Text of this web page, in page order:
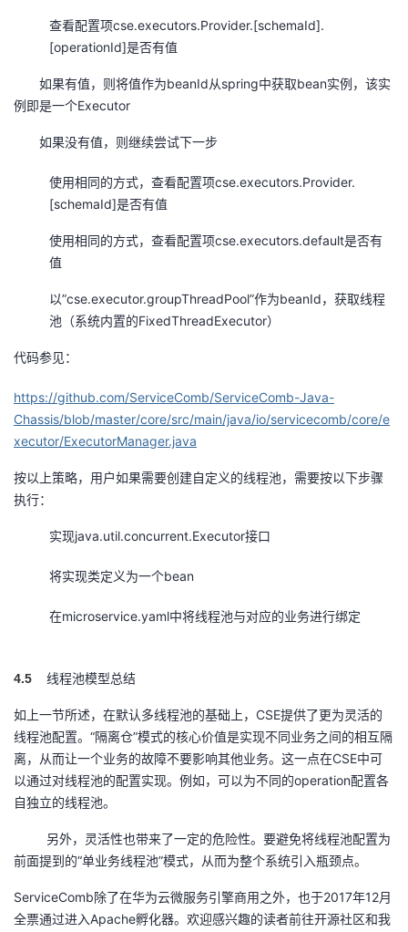
查看配置项cse.executors.Provider.[schemaId].
[operationId]是否有值
如果有值，则将值作为beanId从spring中获取bean实例，该实
例即是一个Executor
如果没有值，则继续尝试下一步
使用相同的方式，查看配置项cse.executors.Provider.
[schemaId]是否有值
使用相同的方式，查看配置项cse.executors.default是否有
值
以”cse.executor.groupThreadPool”作为beanId，获取线程
池（系统内置的FixedThreadExecutor）
代码参见：
https://github.com/ServiceComb/ServiceComb-Java-
Chassis/blob/master/core/src/main/java/io/servicecomb/core/e
xecutor/ExecutorManager.java
按以上策略，用户如果需要创建自定义的线程池，需要按以下步骤
执行：
实现java.util.concurrent.Executor接口
将实现类定义为一个bean
在microservice.yaml中将线程池与对应的业务进行绑定
4.5 线程池模型总结
如上一节所述，在默认多线程池的基础上，CSE提供了更为灵活的
线程池配置。“隔离仓”模式的核心价值是实现不同业务之间的相互隔
离，从而让一个业务的故障不要影响其他业务。这一点在CSE中可
以通过对线程池的配置实现。例如，可以为不同的operation配置各
自独立的线程池。
另外，灵活性也带来了一定的危险性。要避免将线程池配置为
前面提到的“单业务线程池”模式，从而为整个系统引入瓶颈点。
ServiceComb除了在华为云微服务引擎商用之外，也于2017年12月
全票通过进入Apache孵化器。欢迎感兴趣的读者前往开源社区和我